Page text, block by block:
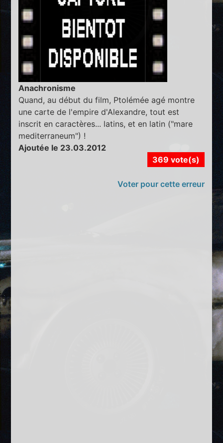
Anachronisme
Quand, au début du film, Ptolémée agé montre
une carte de l'empire d'Alexandre, tout est
inscrit en caractères... latins, et en latin ("mare
mediterraneum") !
Ajoutée le 23.03.2012
369 vote(s)
Voter pour cette erreur